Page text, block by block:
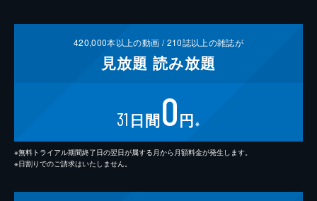
420,000本以上の動画 /210誌以上の雑誌が
見放題 読み放題
31 日間0円 ※
※無料トライアル期間終了日の翌日が属する月から月額料金が発生します。
※日割りでのご請求はいたしません。